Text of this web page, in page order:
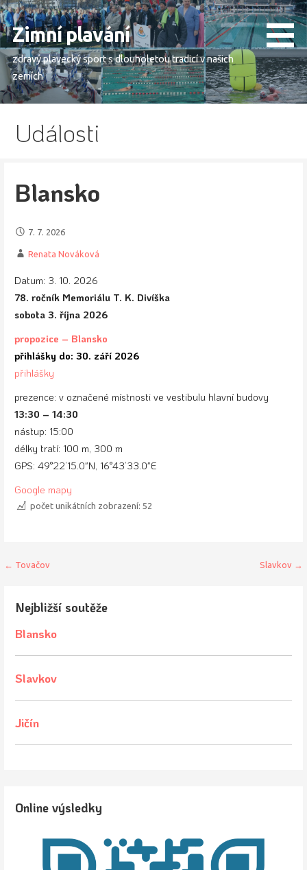
Skip
to
content
Zimní plavání
zdravý plavecký sport s dlouholetou tradicí v našich
zemích
Události
Blansko
7. 7. 2026
Renata Nováková
Datum: 3. 10. 2026
78. ročník Memoriálu T. K. Divíška
sobota 3. října 2026
propozice – Blansko
přihlášky do: 30. září 2026
přihlášky
prezence: v označené místnosti ve vestibulu hlavní budovy
13:30 – 14:30
nástup: 15:00
délky tratí: 100 m, 300 m
GPS: 49°22’15.0″N, 16°43’33.0″E
Google mapy
počet unikátních zobrazení: 52
Navigace
příspěvek
← Tovačov Slavkov →
Nejbližší soutěže
Blansko
Slavkov
Jičín
Online výsledky